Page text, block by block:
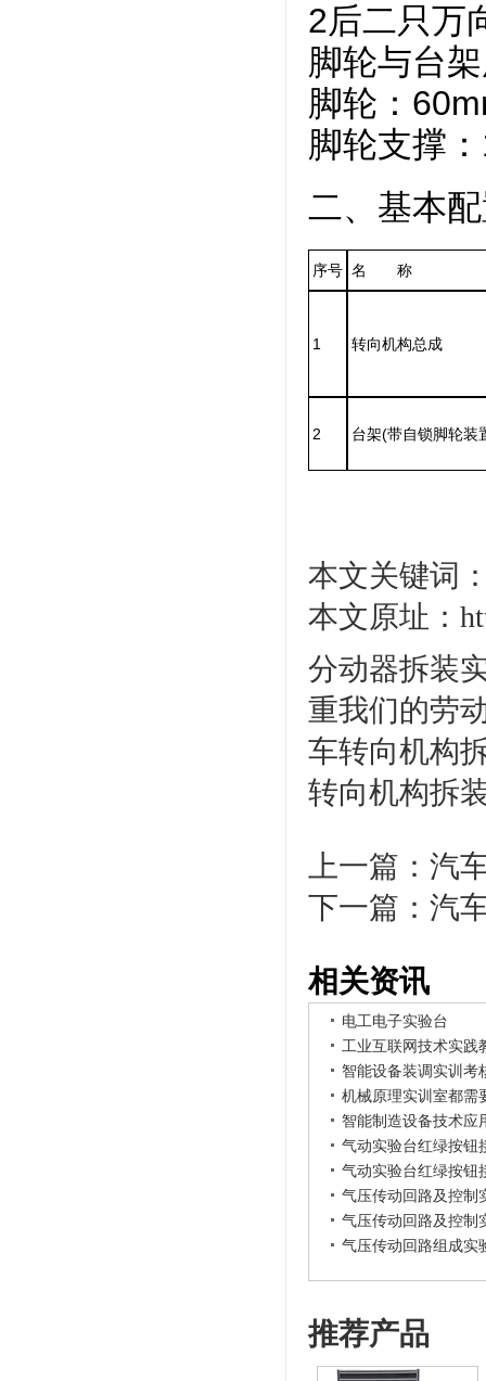
2后二只万
脚轮与台
脚轮：
脚轮支撑
二、基本
序号 名 称
1 转向机构总成
2 台架(带自锁脚轮装
本文关键词
本文原址：
分动器拆装
重我们的劳
车转向机构
转向机构拆
上一篇： 汽
下一篇： 汽
相关资讯
电工电子实验台
工业互联网技术实践
智能设备装调实训考
机械原理实训室都需
智能制造设备技术应
气动实验台红绿按钮
气动实验台红绿按钮
气压传动回路及控制
气压传动回路及控制
气压传动回路组成实
推荐产品